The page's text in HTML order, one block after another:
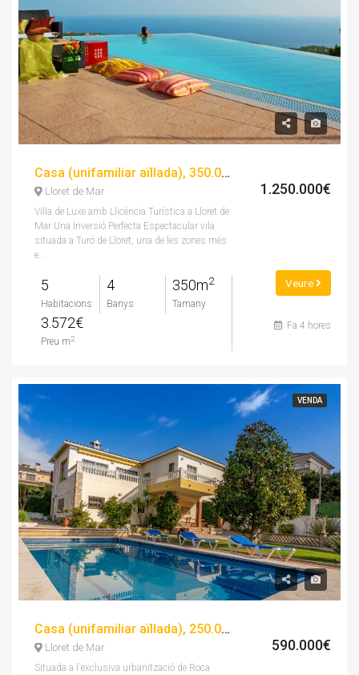
Casa (unifamiliar aïllada), 350.00 m², 5 dorm, seminou
Lloret de Mar
Villa de Luxe amb Llicència Turística a Lloret de
Mar Una Inversió Perfecta Espectacular vila
situada a Turó de Lloret, una de les zones més
e...
5
Habitacions
4
Banys
350m2
Tamany
3.572€
Preu m 2
1.250.000€
Veure
Fa 4 hores
VENDA
Casa (unifamiliar aïllada), 250.00 m², 3 dorm
Lloret de Mar
Situada a l`exclusiva urbanització de Roca
590.000€